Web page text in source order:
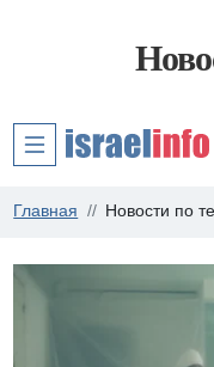
Главная Новости по